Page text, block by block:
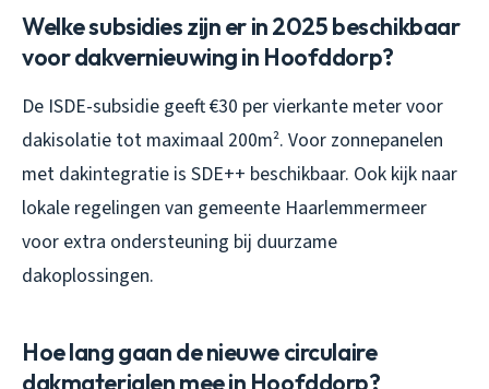
Welke subsidies zijn er in 2025 beschikbaar
voor dakvernieuwing in Hoofddorp?
De ISDE-subsidie geeft €30 per vierkante meter voor
dakisolatie tot maximaal 200m². Voor zonnepanelen
met dakintegratie is SDE++ beschikbaar. Ook kijk naar
lokale regelingen van gemeente Haarlemmermeer
voor extra ondersteuning bij duurzame
dakoplossingen.
Hoe lang gaan de nieuwe circulaire
dakmaterialen mee in Hoofddorp?